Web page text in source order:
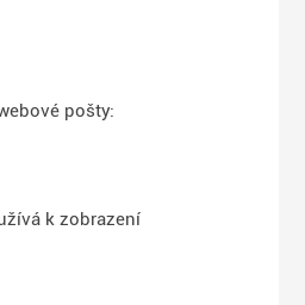
pošty:
k zobrazení